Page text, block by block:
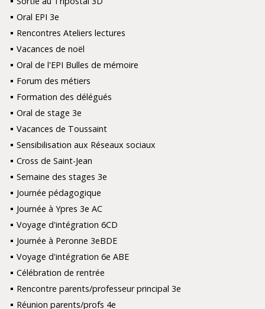
Oral EPI 3e
Rencontres Ateliers lectures
Vacances de noël
Oral de l'EPI Bulles de mémoire
Forum des métiers
Formation des délégués
Oral de stage 3e
Vacances de Toussaint
Sensibilisation aux Réseaux sociaux
Cross de Saint-Jean
Semaine des stages 3e
Journée pédagogique
Journée à Ypres 3e AC
Voyage d'intégration 6CD
Journée à Peronne 3eBDE
Voyage d'intégration 6e ABE
Célébration de rentrée
Rencontre parents/professeur principal 3e
Réunion parents/profs 4e